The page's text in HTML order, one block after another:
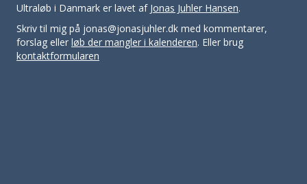
Ultraløb i Danmark er lavet af Jonas Juhler Hansen.
Skriv til mig på jonas@jonasjuhler.dk med kommentarer,
forslag eller løb der mangler i kalenderen. Eller brug
kontaktformularen